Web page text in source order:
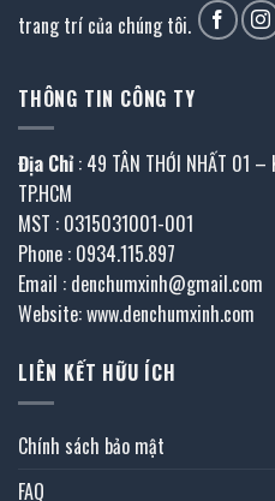
trang trí của chúng tôi.
THÔNG TIN CÔNG TY
Địa Chỉ : 49 TÂN THỚI NHẤT 01 –
TP.HCM
MST : 0315031001-001
Phone : 0934.115.897
Email : denchumxinh@gmail.com
Website: www.denchumxinh.com
LIÊN KẾT HỮU ÍCH
Chính sách bảo mật
FAQ